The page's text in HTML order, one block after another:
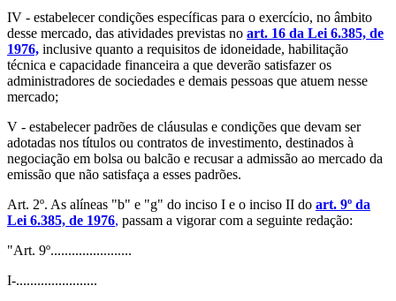
IV - estabelecer condições específicas para o exercício, no âmbito
desse mercado, das atividades previstas no art. 16 da Lei 6.385, de
1976, inclusive quanto a requisitos de idoneidade, habilitação
técnica e capacidade financeira a que deverão satisfazer os
administradores de sociedades e demais pessoas que atuem nesse
mercado;
V - estabelecer padrões de cláusulas e condições que devam ser
adotadas nos títulos ou contratos de investimento, destinados à
negociação em bolsa ou balcão e recusar a admissão ao mercado da
emissão que não satisfaça a esses padrões.
Art. 2º. As alíneas "b" e "g" do inciso I e o inciso II do art. 9º da
Lei 6.385, de 1976, passam a vigorar com a seguinte redação:
"Art. 9º.......................
I-.......................